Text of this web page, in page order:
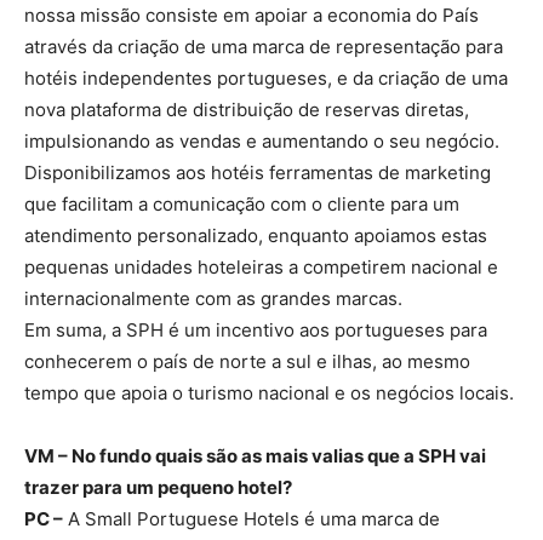
nossa missão consiste em apoiar a economia do País
através da criação de uma marca de representação para
hotéis independentes portugueses, e da criação de uma
nova plataforma de distribuição de reservas diretas,
impulsionando as vendas e aumentando o seu negócio.
Disponibilizamos aos hotéis ferramentas de marketing
que facilitam a comunicação com o cliente para um
atendimento personalizado, enquanto apoiamos estas
pequenas unidades hoteleiras a competirem nacional e
internacionalmente com as grandes marcas.
Em suma, a SPH é um incentivo aos portugueses para
conhecerem o país de norte a sul e ilhas, ao mesmo
tempo que apoia o turismo nacional e os negócios locais.
VM – No fundo quais são as mais valias que a SPH vai
trazer para um pequeno hotel?
PC – A Small Portuguese Hotels é uma marca de